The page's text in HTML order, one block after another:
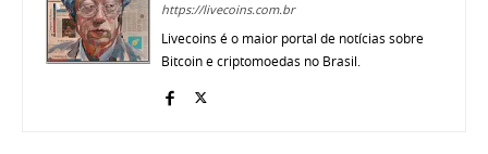
https://livecoins.com.br
Livecoins é o maior portal de notícias sobre
Bitcoin e criptomoedas no Brasil.